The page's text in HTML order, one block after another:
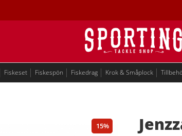
Fiskeset Fiskespön Fiskedrag Krok & Småplock
15